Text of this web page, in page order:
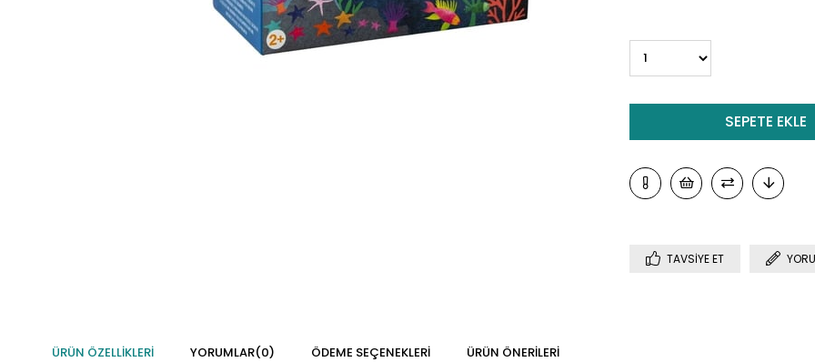
TAVSIYE ET
ÜRÜN ÖZELLIKLERI YORUMLAR(0) ÖDEME SEÇENEKLERI ÜRÜN ÖNERILERI